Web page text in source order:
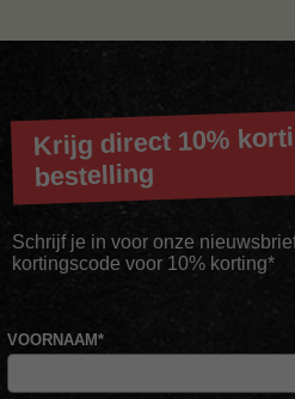
Krijg direct 10%
bestelling
Schrijf je in voor onze
kortingscode voor 10% korting*
VOORNAAM*